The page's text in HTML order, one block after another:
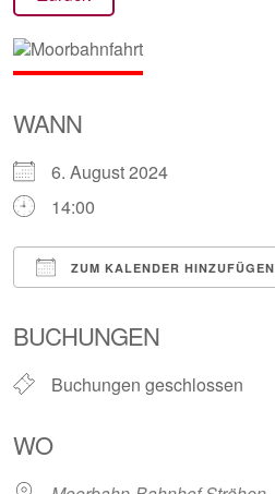
WANN
6. August 2024
14:00
ZUM KALENDER HINZUFÜGEN
BUCHUNGEN
Buchungen geschlossen
WO